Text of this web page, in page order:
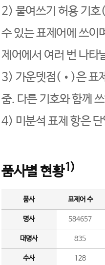
2) 붙여쓰기 허용 기호
수 있는 표제어에 쓰이
제어에서 여러 번 나타
3) 가운뎃점(•)은 표
줌. 다른 기호와 함께
4) 미분석 표제 항은
품사별 현황1)
품사 표제어 수
명사 584657
대명사 835
수사 128